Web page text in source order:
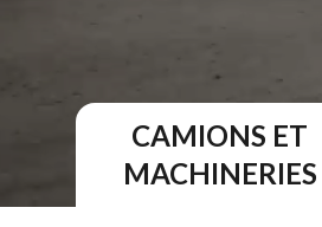
CAMIONS ET
MACHINERIES